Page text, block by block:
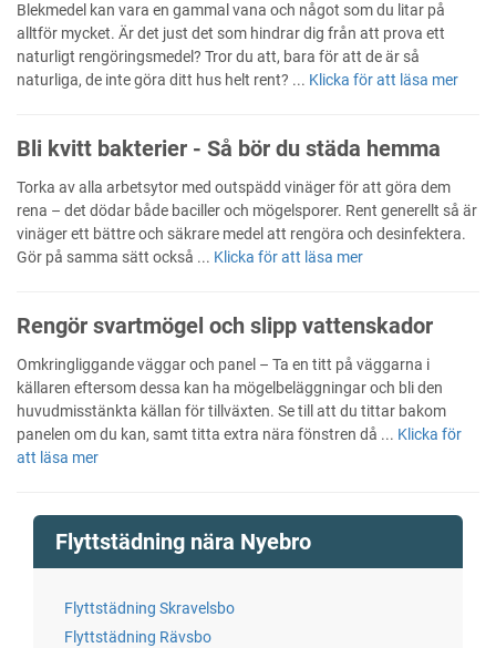
Blekmedel kan vara en gammal vana och något som du litar på
alltför mycket. Är det just det som hindrar dig från att prova ett
naturligt rengöringsmedel? Tror du att, bara för att de är så
naturliga, de inte göra ditt hus helt rent? ... Klicka för att läsa mer
Bli kvitt bakterier - Så bör du städa hemma
Torka av alla arbetsytor med outspädd vinäger för att göra dem
rena – det dödar både baciller och mögelsporer. Rent generellt så är
vinäger ett bättre och säkrare medel att rengöra och desinfektera.
Gör på samma sätt också ... Klicka för att läsa mer
Rengör svartmögel och slipp vattenskador
Omkringliggande väggar och panel – Ta en titt på väggarna i
källaren eftersom dessa kan ha mögelbeläggningar och bli den
huvudmisstänkta källan för tillväxten. Se till att du tittar bakom
panelen om du kan, samt titta extra nära fönstren då ... Klicka för
att läsa mer
Flyttstädning nära Nyebro
Flyttstädning Skravelsbo
Flyttstädning Rävsbo